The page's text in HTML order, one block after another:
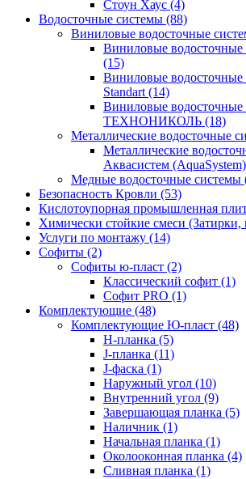
Стоун Хаус (4)
Водосточные системы (88)
Виниловые водосточные
Виниловые
(15)
Виниловые водосточные
Standart (14)
Виниловые водосточные
ТЕХНОНИКОЛЬ (18)
Металлические водосточные
Металлические
Аквасистем
Медные водосточные системы
Безопасность Кровли (53)
Кислотоупорная промышленная
Химически стойкие смеси (Затирки,
Услуги по монтажу (14)
Софиты (2)
Софиты ю-пласт (2)
Классический софит (1)
Софит PRO (1)
Комплектующие (48)
Комплектующие Ю-пласт (48)
H-планка (5)
J-планка (11)
J-фаска (1)
Наружный угол (10)
Внутренний угол (9)
Завершающая планка (5)
Наличник (1)
Начальная планка (1)
Околооконная планка (4)
Сливная планка (1)